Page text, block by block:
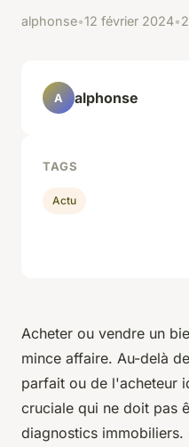
alphonse•12 février 2024•
Acheter ou vendre un
mince affaire. Au-delà
parfait ou de l'acheteur
cruciale qui ne doit pas
diagnostics
A alphonse
TAGS
Actu